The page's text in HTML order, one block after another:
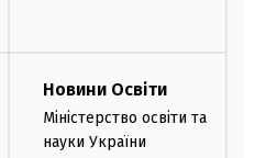
Новини Освіти
Міністерство освіти та
науки України